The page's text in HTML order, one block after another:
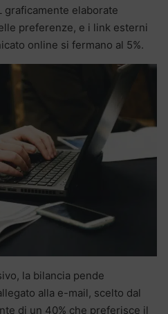
graficamente elaborate
preferenze, e i link esterni
online si fermano al 5%.
la bilancia pende
alla e-mail, scelto dal
di un 40% che preferisce il